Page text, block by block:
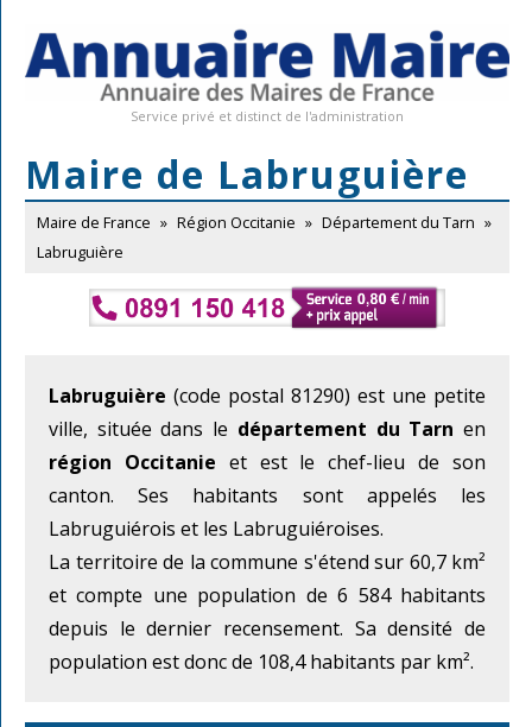
Service privé et distinct de l'administration
Maire de Labruguière
Maire de France » Région Occitanie » Département du Tarn »
Labruguière
Labruguière (code postal 81290) est une petite
ville, située dans le département du Tarn en
région Occitanie et est le chef-lieu de son
canton. Ses habitants sont appelés les
Labruguiérois et les Labruguiéroises.
La territoire de la commune s'étend sur 60,7 km²
et compte une population de 6 584 habitants
depuis le dernier recensement. Sa densité de
population est donc de 108,4 habitants par km².